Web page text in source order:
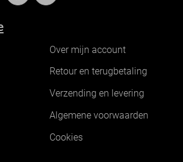
Over mijn account
Retour en terugbetaling
Verzending en levering
Algemene voorwaarden
Cookies